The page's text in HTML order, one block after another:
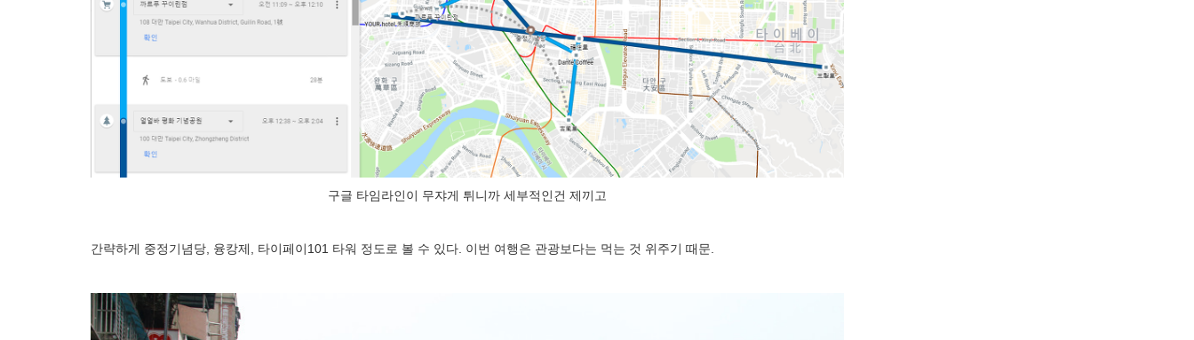
구글 타임라인이 무쟈게 튀니까 세부적인건 제끼고
간략하게 중정기념당, 융캉제, 타이페이101 타워 정도로 볼 수 있다. 이번 여행은 관광보다는 먹는 것 위주기 때문.